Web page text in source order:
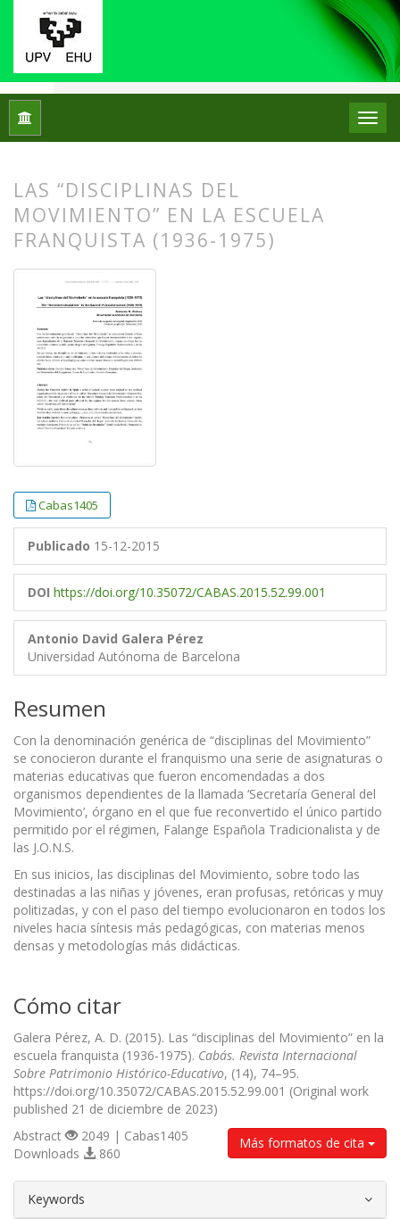
Inicio
LAS “DISCIPLINAS DEL
MOVIMIENTO” EN LA ESCUELA
FRANQUISTA (1936-1975)
Cabas1405
Publicado 15-12-2015
DOI https://doi.org/10.35072/CABAS.2015.52.99.001
Antonio David Galera Pérez
Universidad Autónoma de Barcelona
Resumen
Con la denominación genérica de “disciplinas del Movimiento”
se conocieron durante el franquismo una serie de asignaturas o
materias educativas que fueron encomendadas a dos
organismos dependientes de la llamada ‘Secretaría General del
Movimiento’, órgano en el que fue reconvertido el único partido
permitido por el régimen, Falange Española Tradicionalista y de
las J.O.N.S.
En sus inicios, las disciplinas del Movimiento, sobre todo las
destinadas a las niñas y jóvenes, eran profusas, retóricas y muy
politizadas, y con el paso del tiempo evolucionaron en todos los
niveles hacia síntesis más pedagógicas, con materias menos
densas y metodologías más didácticas.
Cómo citar
Galera Pérez, A. D. (2015). Las “disciplinas del Movimiento” en la
escuela franquista (1936-1975). Cabás. Revista Internacional
Sobre Patrimonio Histórico-Educativo, (14), 74–95.
https://doi.org/10.35072/CABAS.2015.52.99.001 (Original work
published 21 de diciembre de 2023)
Más formatos de cita
Abstract
2049 | Cabas1405
Downloads
860
Keywords